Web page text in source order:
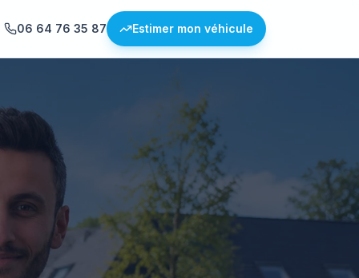
06 64 76 35 87 Estimer mon véhicule